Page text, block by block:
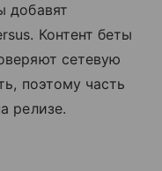
добавят
Контент беты
сетевую
поэтому часть
релизе.